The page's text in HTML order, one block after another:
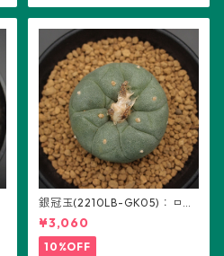
銀冠玉(2210LB-GK05)：ロフ
ォフォラ属 ※実生
¥3,060
10%OFF